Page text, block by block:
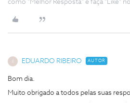
como "Melhor Resposta" e faça "Like"
EDUARDO RIBEIRO AUTOR
Bom dia.
Muito obrigado a todos pelas suas